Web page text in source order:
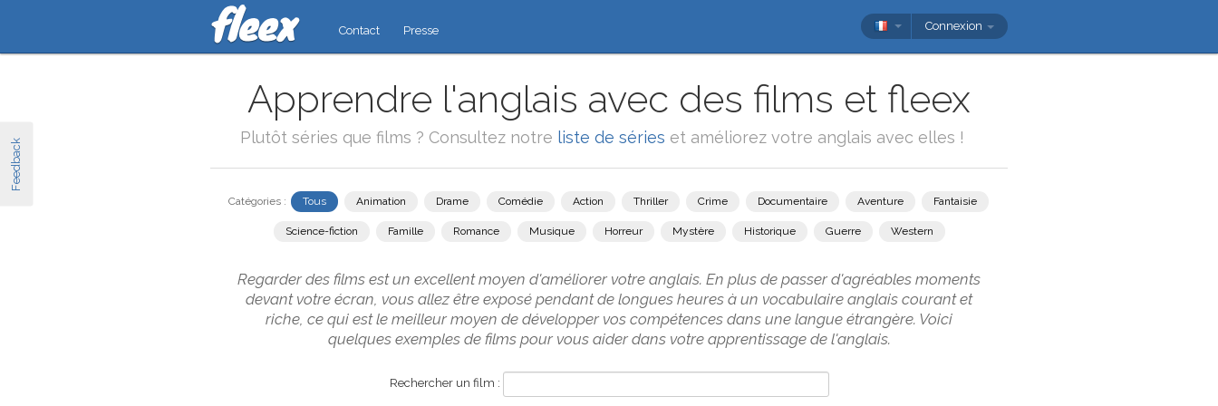
Feedback
Contact Presse Connexion
Apprendre l'anglais avec des films et fleex
Plutôt séries que films ? Consultez notre liste de séries et améliorez votre anglais avec elles !
Catégories : Tous Animation Drame Comédie Action Thriller Crime Documentaire Aventure Fantaisie
Science-fiction Famille Romance Musique Horreur Mystère Historique Guerre Western
Regarder des films est un excellent moyen d'améliorer votre anglais. En plus de passer d'agréables moments
devant votre écran, vous allez être exposé pendant de longues heures à un vocabulaire anglais courant et
riche, ce qui est le meilleur moyen de développer vos compétences dans une langue étrangère. Voici
quelques exemples de films pour vous aider dans votre apprentissage de l'anglais.
Rechercher un film :